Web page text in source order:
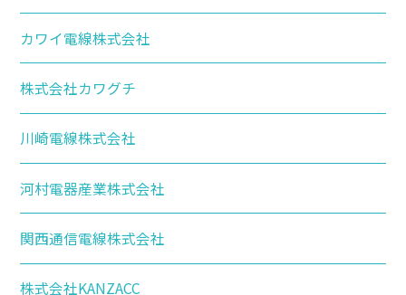
カワイ電線株式会社
株式会社カワグチ
川崎電線株式会社
河村電器産業株式会社
関西通信電線株式会社
株式会社KANZACC